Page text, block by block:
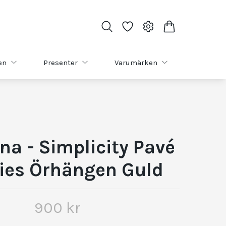
Presenter Varumärken
- Simplicity Pavé
Örhängen Guld
900 kr